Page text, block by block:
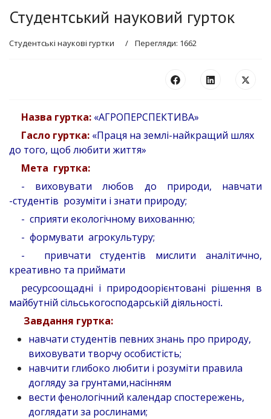
Студентський науковий гурток
Студентські наукові гуртки Перегляди: 1662
Назва гуртка: «АГРОПЕРСПЕКТИВА»
Гасло гуртка: «Праця на землі-найкращий шлях
до того, щоб любити життя»
Мета гуртка:
- виховувати любов до природи, навчати
-студентів розуміти і знати природу;
- сприяти екологічному вихованню;
- формувати агрокультуру;
- привчати студентів мислити аналітично,
креативно та приймати
ресурсоощадні і природоорієнтовані рішення в
майбутній сільськогосподарській діяльності.
Завдання гуртка:
навчати студентів певних знань про природу,
виховувати творчу особистість;
навчити глибоко любити і розуміти правила
догляду за грунтами,насінням
вести фенологічний календар спостережень,
доглядати за рослинами;